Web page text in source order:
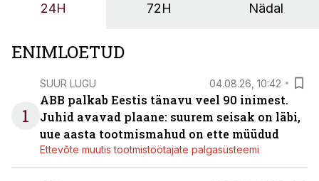
OÜ tegevjuht Sander Mitendorf.
24H 72H Nädal
ENIMLOETUD
1
SUUR LUGU 04.08.26, 10:42
ABB palkab Eestis tänavu veel 90 inimest.
Juhid avavad plaane: suurem seisak on läbi,
uue aasta tootmismahud on ette müüdud
Ettevõte muutis tootmistöötajate palgasüsteemi